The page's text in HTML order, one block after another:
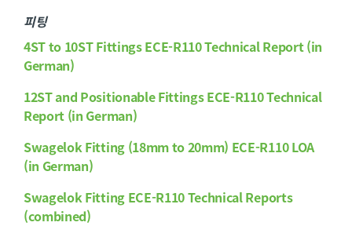
피팅
4ST to 10ST Fittings ECE-R110 Technical Report (in
German)
12ST and Positionable Fittings ECE-R110 Technical
Report (in German)
Swagelok Fitting (18mm to 20mm) ECE-R110 LOA
(in German)
Swagelok Fitting ECE-R110 Technical Reports
(combined)